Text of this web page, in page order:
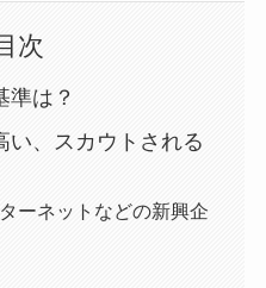
次
準は？
い、スカウトされる
ーネットなどの新興企